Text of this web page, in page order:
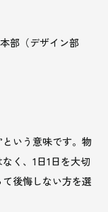
部（デザイン部
いう意味です。物
く、1日1日を大切
後悔しない方を選